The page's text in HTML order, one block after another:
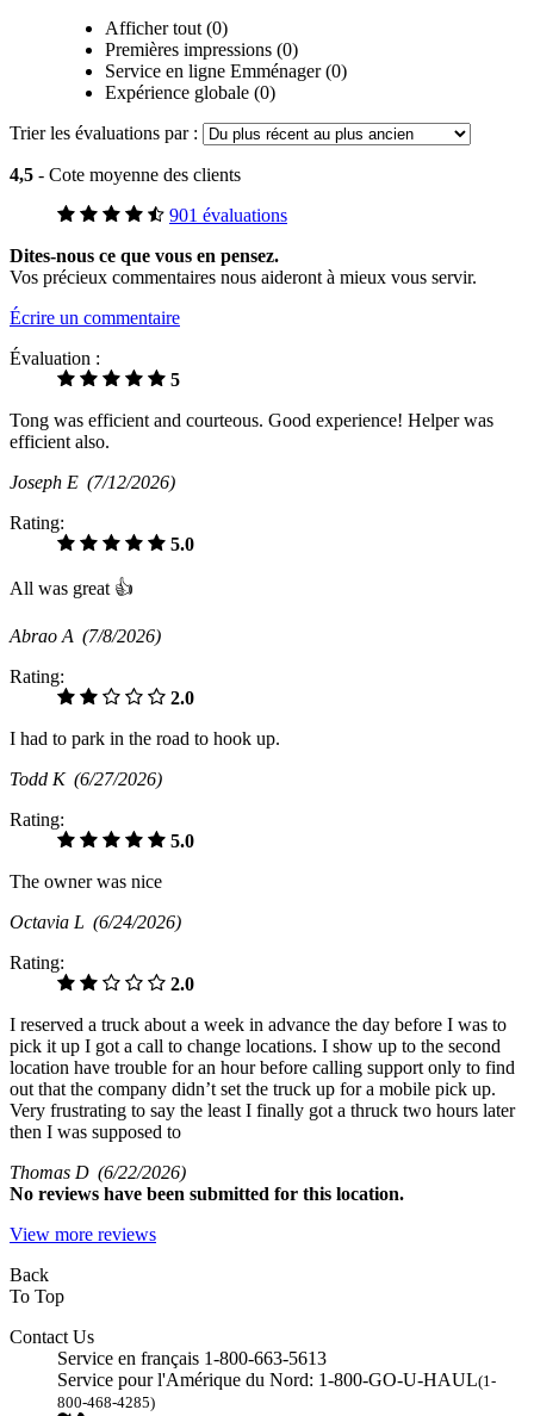
Afficher tout (0)
Premières impressions (0)
Service en ligne Emménager (0)
Expérience globale (0)
Trier les évaluations par :
4,5 - Cote moyenne des clients
901 évaluations
Dites-nous ce que vous en pensez.
Vos précieux commentaires nous aideront à mieux vous servir.
Écrire un commentaire
Évaluation :
5
Tong was efficient and courteous. Good experience! Helper was
efficient also.
Joseph E (7/12/2026)
Rating:
5.0
All was great 👍
Abrao A (7/8/2026)
Rating:
2.0
I had to park in the road to hook up.
Todd K (6/27/2026)
Rating:
5.0
The owner was nice
Octavia L (6/24/2026)
Rating:
2.0
I reserved a truck about a week in advance the day before I was to
pick it up I got a call to change locations. I show up to the second
location have trouble for an hour before calling support only to find
out that the company didn’t set the truck up for a mobile pick up.
Very frustrating to say the least I finally got a thruck two hours later
then I was supposed to
Thomas D (6/22/2026)
No reviews have been submitted for this location.
View more reviews
Back
To Top
Contact Us
Service en français 1-800-663-5613
Service pour l'Amérique du Nord: 1-800-GO-U-HAUL(1-
800-468-4285)